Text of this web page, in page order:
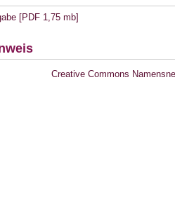
[PDF 1,75 mb]
Creative Commons